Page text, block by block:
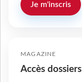
Je m'inscris
MAGAZINE
Accès dossiers